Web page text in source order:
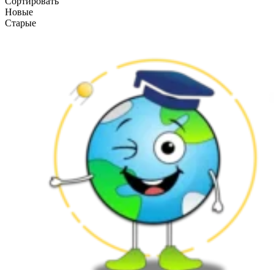
Новые
Старые